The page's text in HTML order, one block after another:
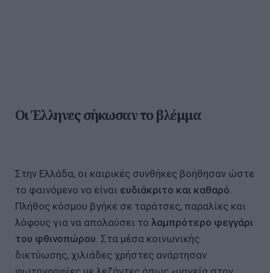
Οι Έλληνες σήκωσαν το βλέμμα
Στην Ελλάδα, οι καιρικές συνθήκες βοήθησαν ώστε
το φαινόμενο να είναι ευδιάκριτο και καθαρό
Πλήθος κόσμου βγήκε σε ταράτσες, παραλίες και
λόφους για να απολαύσει το λαμπρότερο φεγγάρι
του φθινοπώρου . Στα μέσα κοινωνικής
δικτύωσης, χιλιάδες χρήστες ανάρτησαν